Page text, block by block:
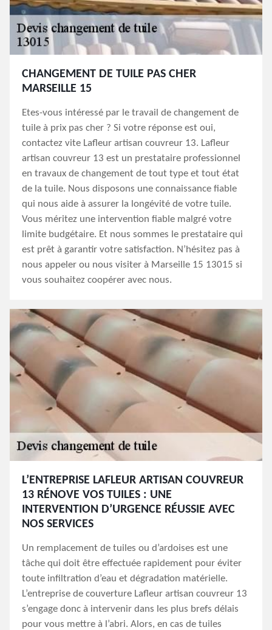
CHANGEMENT DE TUILE PAS CHER
MARSEILLE 15
Etes-vous intéressé par le travail de changement de
tuile à prix pas cher ? Si votre réponse est oui,
contactez vite Lafleur artisan couvreur 13. Lafleur
artisan couvreur 13 est un prestataire professionnel
en travaux de changement de tout type et tout état
de la tuile. Nous disposons une connaissance fiable
qui nous aide à assurer la longévité de votre tuile.
Vous méritez une intervention fiable malgré votre
limite budgétaire. Et nous sommes le prestataire qui
est prêt à garantir votre satisfaction. N’hésitez pas à
nous appeler ou nous visiter à Marseille 15 13015 si
vous souhaitez coopérer avec nous.
L’ENTREPRISE LAFLEUR ARTISAN COUVREUR
13 RÉNOVE VOS TUILES : UNE
INTERVENTION D’URGENCE RÉUSSIE AVEC
NOS SERVICES
Un remplacement de tuiles ou d’ardoises est une
tâche qui doit être effectuée rapidement pour éviter
toute infiltration d’eau et dégradation matérielle.
L’entreprise de couverture Lafleur artisan couvreur 13
s’engage donc à intervenir dans les plus brefs délais
pour vous mettre à l’abri. Alors, en cas de tuiles